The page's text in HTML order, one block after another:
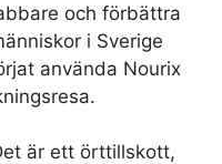
och förbättra
i Sverige
använda Nourix
är ett örttillskott,